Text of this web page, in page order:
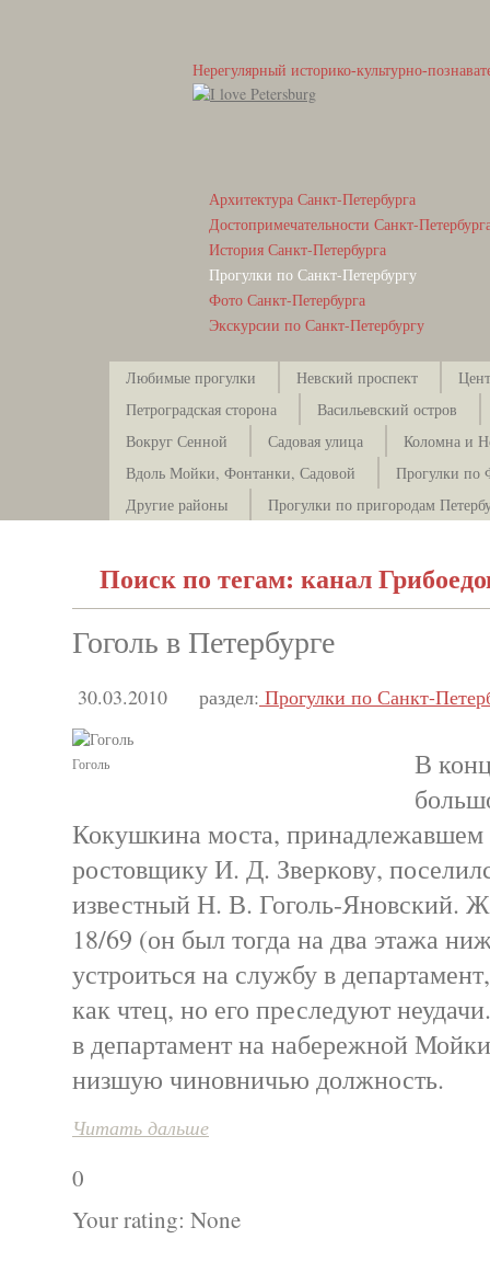
Нерегулярный историко-культурно-
Архитектура Санкт-Петербурга
Достопримечательности Санкт-
История Санкт-Петербурга
Прогулки по Санкт-Петербургу
Фото Санкт-Петербурга
Экскурсии по Санкт-Петербургу
Любимые прогулки Невский проспект
Петроградская сторона
Васильевский остров
Вокруг Сенной
Садовая улица
Коломна и
Вдоль Мойки, Фонтанки, Садовой
Прогулки по
Другие районы
Прогулки по пригородам
Поиск по тегам: канал
Гоголь в Петербурге
30.03.2010 раздел: Прогулки по Санкт-
Гоголь
В
Кокушкина моста, принадлежавшем
ростовщику И. Д. Зверкову,
известный Н. В. Гоголь-Яновский.
18/69 (он был тогда на два этажа
устроиться на службу в
как чтец, но его преследуют
в департамент на набережной
низшую чиновничью должность.
Читать дальше
0
Your rating: None